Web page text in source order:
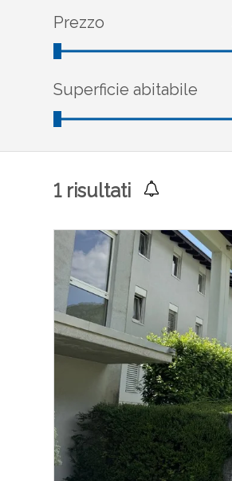
Prezzo
Superficie abitabile
1risultati